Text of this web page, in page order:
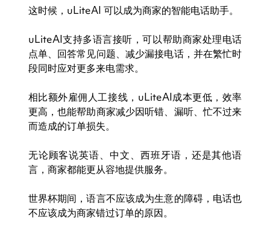
这时候，uLiteAI 可以成为商家的智能电话助手。
uLiteAI支持多语言接听，可以帮助商家处理电话
点单、回答常见问题、减少漏接电话，并在繁忙时
段同时应对更多来电需求。
相比额外雇佣人工接线，uLiteAI成本更低，效率
更高，也能帮助商家减少因听错、漏听、忙不过来
而造成的订单损失。
无论顾客说英语、中文、西班牙语，还是其他语
言，商家都能更从容地提供服务。
世界杯期间，语言不应该成为生意的障碍，电话也
不应该成为商家错过订单的原因。